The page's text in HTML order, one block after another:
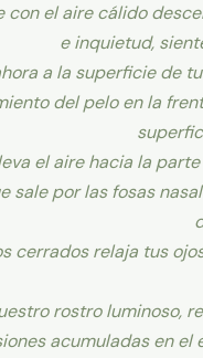
el aire cálido
e inquietud,
a la superficie de
del pelo en la
el aire hacia la
sale por las fosas
cerrados relaja tus
rostro luminoso,
acumuladas en